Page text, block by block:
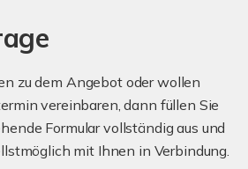
zu dem Angebot oder wollen
vereinbaren, dann füllen Sie
Formular vollständig aus und
mit Ihnen in Verbindung.